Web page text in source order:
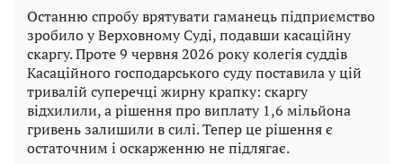
Останню спробу врятувати гаманець підприємство
зробило у Верховному Суді, подавши касаційну
скаргу. Проте 9 червня 2026 року колегія суддів
Касаційного господарського суду поставила у цій
тривалій суперечці жирну крапку: скаргу
відхилили, а рішення про виплату 1,6 мільйона
гривень залишили в силі. Тепер це рішення є
остаточним і оскарженню не підлягає.